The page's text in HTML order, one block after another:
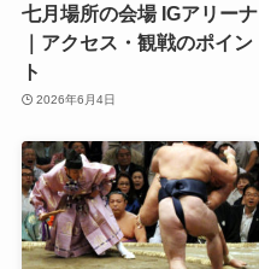
七月場所の会場 IGアリーナ
｜アクセス・観戦のポイン
ト
2026年6月4日